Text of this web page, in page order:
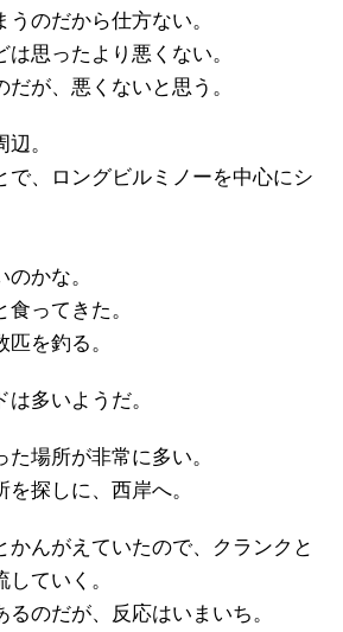
のだから仕方ない。
思ったより悪くない。
が、悪くないと思う。
。
で、ロングビルミノーを中心にシ
かな。
ってきた。
を釣る。
多いようだ。
場所が非常に多い。
探しに、西岸へ。
かんがえていたので、クランクと
ていく。
のだが、反応はいまいち。